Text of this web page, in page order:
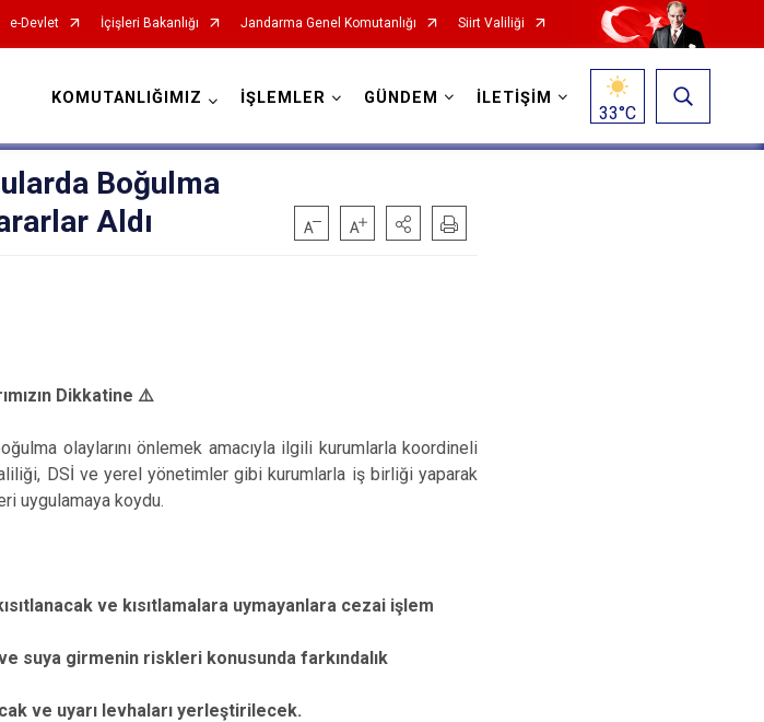
e-Devlet İçişleri Bakanlığı Jandarma Genel Komutanlığı Siirt Valiliği
KOMUTANLIĞIMIZ İŞLEMLER GÜNDEM İLETİŞİM
33°C
Boğulma
Aldı
Dikkatine ⚠️
olaylarını önlemek amacıyla ilgili kurumlarla koordineli
DSİ ve yerel yönetimler gibi kurumlarla iş birliği yaparak
uygulamaya koydu.
ve kısıtlamalara uymayanlara cezai işlem
suya girmenin riskleri konusunda farkındalık
ve uyarı levhaları yerleştirilecek.